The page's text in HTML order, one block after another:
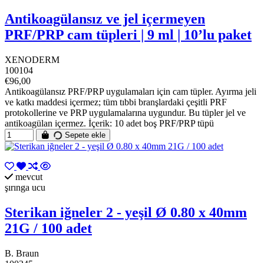
Antikoagülansız ve jel içermeyen
PRF/PRP cam tüpleri | 9 ml | 10’lu paket
XENODERM
100104
€96,00
Antikoagülansız PRF/PRP uygulamaları için cam tüpler. Ayırma jeli
ve katkı maddesi içermez; tüm tıbbi branşlardaki çeşitli PRF
protokollerine ve PRP uygulamalarına uygundur. Bu tüpler jel ve
antikoagülan içermez. İçerik: 10 adet boş PRF/PRP tüpü
Sepete ekle
mevcut
şırınga ucu
Sterikan iğneler 2 - yeşil Ø 0.80 x 40mm
21G / 100 adet
B. Braun